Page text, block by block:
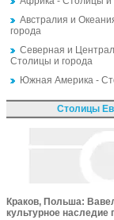
Австралия и
города
Северная и
Столицы и города
Южная Америка -
Столицы
Краков, Польша:
культурное наследие